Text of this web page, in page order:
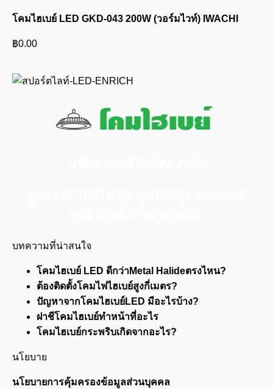
โคมไฮเบย์ LED GKD-043 200W (วอร์มไวท์) IWACHI
฿0.00
บทความที่น่าสนใจ
โคมไฮเบย์ LED ดีกว่าMetal Halideตรงไหน?
ต้องติดตั้งโคมไฟไฮเบย์สูงกี่เมตร?
ปัญหาจากโคมไฮเบย์LED มีอะไรบ้าง?
ฝาชีโคมไฮเบย์ทำหน้าที่อะไร
โคมไฮเบย์กระพริบเกิดจากอะไร?
นโยบาย
นโยบายการคุ้มครองข้อมูลส่วนบุคคล